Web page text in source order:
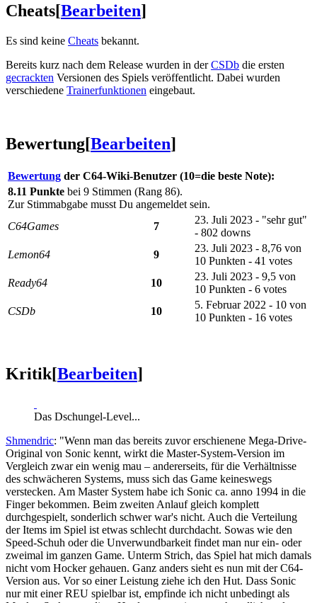
Cheats[Bearbeiten]
Es sind keine Cheats bekannt.
Bereits kurz nach dem Release wurden in derCSDb die ersten
gecrackten Versionen des Spiels veröffentlicht. Dabei wurden
verschiedene Trainerfunktionen eingebaut.
Bewertung[Bearbeiten]
Bewertung der C64-Wiki-Benutzer (10=die beste Note):
8.11 Punkte bei 9 Stimmen (Rang 86).
Zur Stimmabgabe musst Du angemeldet sein.
C64Games
7
23. Juli 2023 - "sehr gut"
- 802 downs
Lemon64
9
23. Juli 2023 - 8,76 von
10 Punkten - 41 votes
Ready64
10
23. Juli 2023 - 9,5 von
10 Punkten - 6 votes
CSDb
10
5. Februar 2022 - 10 von
10 Punkten - 16 votes
Kritik[Bearbeiten]
Das Dschungel-Level...
Shmendric: "Wenn man das bereits zuvor erschienene Mega-Drive-
Original von Sonic kennt, wirkt die Master-System-Version im
Vergleich zwar ein wenig mau – andererseits, für die Verhältnisse
des schwächeren Systems, muss sich das Game keineswegs
verstecken. Am Master System habe ich Sonic ca. anno 1994 in die
Finger bekommen. Beim zweiten Anlauf gleich komplett
durchgespielt, sonderlich schwer war's nicht. Auch die Verteilung
der Items im Spiel ist etwas schlecht durchdacht. Sowas wie den
Speed-Schuh oder die Unverwundbarkeit findet man nur ein- oder
zweimal im ganzen Game. Unterm Strich, das Spiel hat mich damals
nicht vom Hocker gehauen. Ganz anders sieht es nun mit der C64-
Version aus. Vor so einer Leistung ziehe ich den Hut. Dass Sonic
nur mit einer REU spielbar ist, empfinde ich nicht unbedingt als